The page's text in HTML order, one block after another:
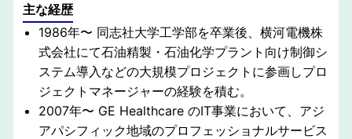
主な経歴
1986年〜 同志社⼤学⼯学部を卒業後、横河電機株
式会社にて⽯油精製・石油化学プラント向け制御シ
ステム導⼊などの⼤規模プロジェクトに参画しプロ
ジェクトマネージャーの経験を積む。
2007年〜 GE Healthcare のIT事業において、アジ
アパシフィック地域のプロフェッショナルサービス